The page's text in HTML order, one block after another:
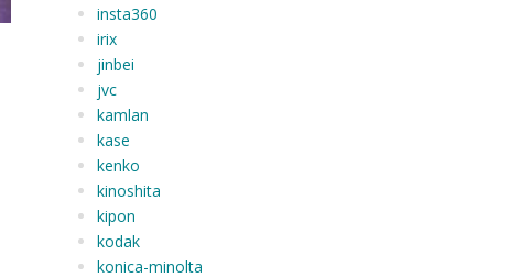
insta360
irix
jinbei
jvc
kamlan
kase
kenko
kinoshita
kipon
kodak
konica-minolta